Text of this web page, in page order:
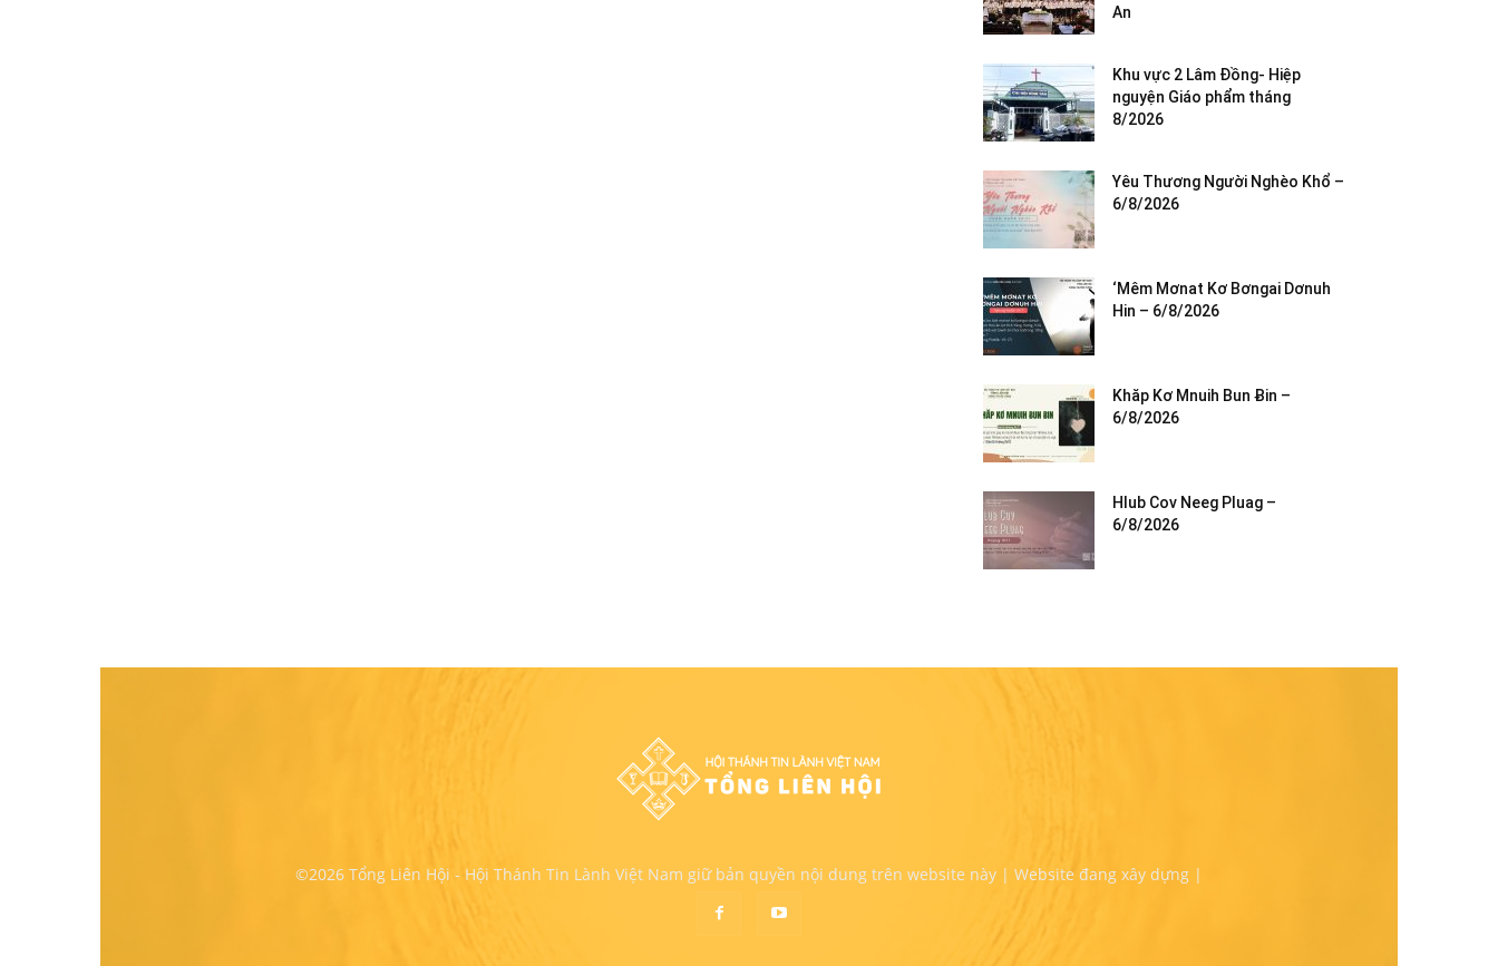
An
Khu vực 2 Lâm Đồng- Hiệp
nguyện Giáo phẩm tháng
8/2026
Yêu Thương Người Nghèo Khổ –
6/8/2026
‘Mêm Mơnat Kơ Bơngai Dơnuh
Hin – 6/8/2026
Khăp Kơ Mnuih Bun Ƀin –
6/8/2026
Hlub Cov Neeg Pluag –
6/8/2026
©2026 Tổng Liên Hội - Hội Thánh Tin Lành Việt Nam giữ bản quyền nội dung trên website này | Website đang xây dựng |